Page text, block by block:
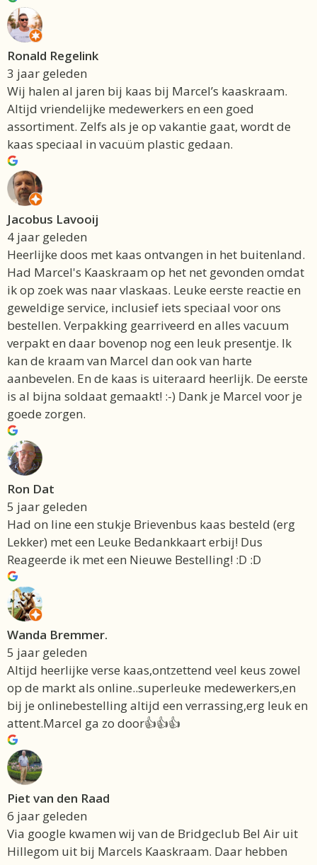
Ronald Regelink
3 jaar geleden
Wij halen al jaren bij kaas bij Marcel’s kaaskraam.
Altijd vriendelijke medewerkers en een goed
assortiment. Zelfs als je op vakantie gaat, wordt de
kaas speciaal in vacuüm plastic gedaan.
Jacobus Lavooij
4 jaar geleden
Heerlijke doos met kaas ontvangen in het buitenland.
Had Marcel's Kaaskraam op het net gevonden omdat
ik op zoek was naar vlaskaas. Leuke eerste reactie en
geweldige service, inclusief iets speciaal voor ons
bestellen. Verpakking gearriveerd en alles vacuum
verpakt en daar bovenop nog een leuk presentje. Ik
kan de kraam van Marcel dan ook van harte
aanbevelen. En de kaas is uiteraard heerlijk. De eerste
is al bijna soldaat gemaakt! :-) Dank je Marcel voor je
goede zorgen.
Ron Dat
5 jaar geleden
Had on line een stukje Brievenbus kaas besteld (erg
Lekker) met een Leuke Bedankkaart erbij! Dus
Reageerde ik met een Nieuwe Bestelling! :D :D
Wanda Bremmer.
5 jaar geleden
Altijd heerlijke verse kaas,ontzettend veel keus zowel
op de markt als online..superleuke medewerkers,en
bij je onlinebestelling altijd een verrassing,erg leuk en
attent.Marcel ga zo door👍👍👍
Piet van den Raad
6 jaar geleden
Via google kwamen wij van de Bridgeclub Bel Air uit
Hillegom uit bij Marcels Kaaskraam. Daar hebben